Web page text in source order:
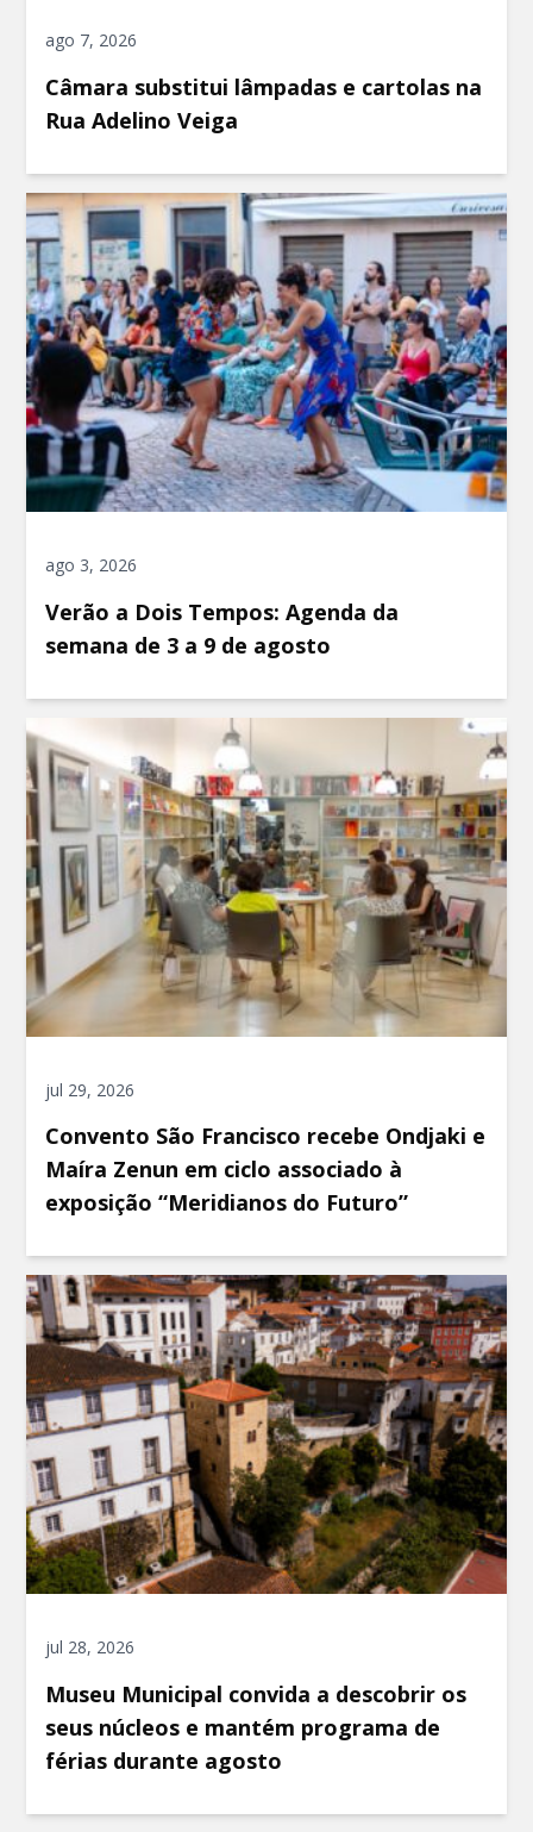
ago 7, 2026
Câmara substitui lâmpadas e cartolas na
Rua Adelino Veiga
ago 3, 2026
Verão a Dois Tempos: Agenda da
semana de 3 a 9 de agosto
jul 29, 2026
Convento São Francisco recebe Ondjaki e
Maíra Zenun em ciclo associado à
exposição “Meridianos do Futuro”
jul 28, 2026
Museu Municipal convida a descobrir os
seus núcleos e mantém programa de
férias durante agosto